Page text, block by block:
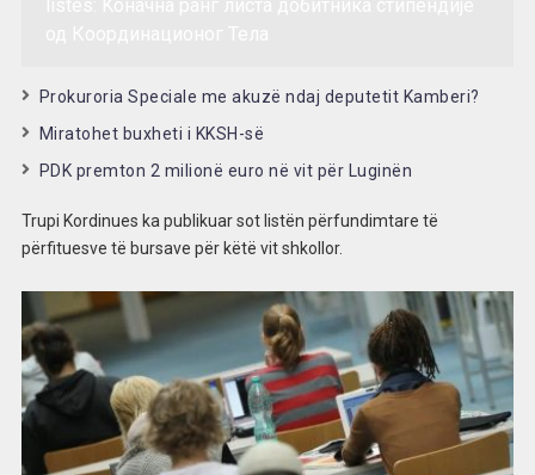
Prokuroria Speciale me akuzë ndaj deputetit Kamberi?
Miratohet buxheti i KKSH-së
PDK premton 2 milionë euro në vit për Luginën
Trupi Kordinues ka publikuar sot listën përfundimtare të
përfituesve të bursave për këtë vit shkollor.